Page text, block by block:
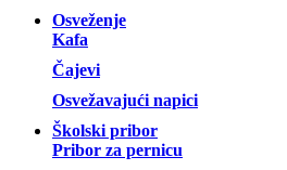
Osveženje
Kafa
Čajevi
Osvežavajući napici
Školski pribor
Pribor za pernicu